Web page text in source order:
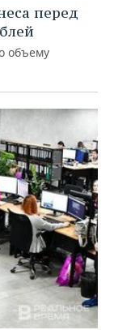
перед
объему